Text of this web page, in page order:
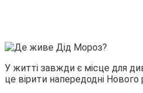
У житті завжди є місце для
це вірити напередодні Нового